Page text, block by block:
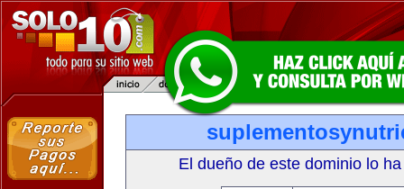
El dueño de este dominio lo